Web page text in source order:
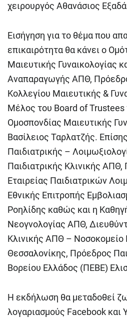
χειρουργός Αθανάσιος
Εισήγηση για το θέμα που
επικαιρότητα θα κάνει ο
Μαιευτικής Γυναικολογίας
Αναπαραγωγής ΑΠΘ,
Κολλεγίου Μαιευτικής &
Μέλος του Board of Trustees
Ομοσπονδίας Μαιευτικής
Βασίλειος Ταρλατζής.
Παιδιατρικής –
Παιδιατρικής Κλινικής
Εταιρείας Παιδιατρικών
Εθνικής Επιτροπής
Ροηλίδης καθώς και η
Νεογνολογίας ΑΠΘ,
Κλινικής ΑΠΘ –
Θεσσαλονίκης, Πρόεδρος
Βορείου Ελλάδος (ΠΕΒΕ)
Η εκδήλωση θα μεταδοθεί
λογαριασμούς Facebook και